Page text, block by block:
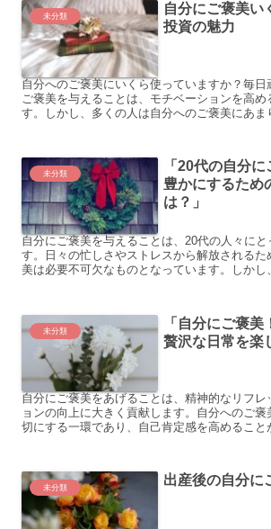
未分類
自分にご褒美い
投資の魅力
自分へのご褒美にいくら使っていますか？毎日
ご褒美を与えることは、モチベーションを高
す。しかし、多くの人は自分へのご褒美にあま
未分類
「20代の自分
豊かにするため
は？」
自分にご褒美を与えることは、20代の人々に
す。日々の忙しさやストレスから解放されるた
美は必要不可欠なものとなっています。しかし
未分類
「自分にご褒
贅沢な日常を楽
自分にご褒美をあげることは、精神的なリフレ
ョンの向上に大きく貢献します。自分へのご
切にする一環であり、自己肯定感を高めること
未分類 出産後の自分に